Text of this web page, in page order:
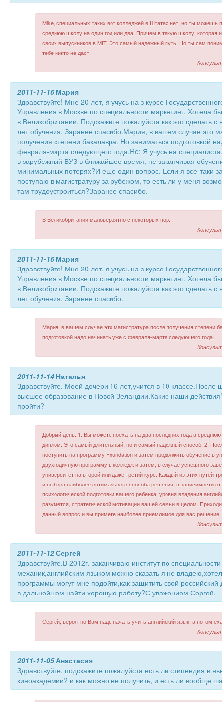
Mike, специальных таких вот колледжей в Штатах нет, но ты можешь
среднюю школу на один год или два. Причем в такую школу, которая
своих выпускников в MIT. Это самый надежный путь. Но ты сам
тебе никто не даст.
2011-11-16 Мария
Здравствуйте! Мне 20 лет, я учусь на з курсе
Управления в Москве по специальности маркетинг. Хотела
в Великобритании. Подскажите пожалуйста как это сделать
лет обучения. Заранее спасибо.Мария, в вашем случае это
получения степени бакалавра. Но заниматься подготовкой
февраля-марта следующего года.Re: Я учусь на
в зарубежный ВУЗ в ближайшее время, не заканчивая
минимальных потерях?И еще один вопрос. Если я все-таки
поступаю в магистратуру за рубежом, то есть ли у меня
там трудоустроиться?Заранее спасибо.
В Великобритании маловероятно с некоторых пор.
2011-11-16 Мария
Здравствуйте! Мне 20 лет, я учусь на з курсе
Управления в Москве по специальности маркетинг. Хотела
в Великобритании. Подскажите пожалуйста как это сделать
лет обучения. Заранее спасибо.
Мария, в вашем случае это магистратура после получения степени
подготовкой надо начинать уже с февраля-марта следующего года.
2011-11-14 Наталья
Здравствуйте. Моей дочери 16 лет,учится в 10 классе.После
высшее образование в Новой Зеландии.Какие наши
пройти?
Добрый день. 1. Вы можете поехать на два последних года в
диплом. Это самый длительный, но и самый надежный способ. 2.
поступить на программу Foundation и затем продолжить обучение в
двухгодичную программу в колледж и затем, в случае успешного
университет на второй или даже третий курс. Каждый из этих путей
и выбора наиболее оптимального способа решения, в зависимости
психологической подготовки вашего ребенка, уровня владения
разумется, стратегической мотивации вашей семьи в целом.
данный вопрос и вы примете наиболее приемлимое для вас решение.
2011-11-12Сергей
Здравствуйте.В 2012г. заканчиваю институт по
механик,английским языком можно сказать я не
программы могут мне подойти,как защитить свой
в дальнейшем найти хорошую работу?С уважением Сергей.
Сергей, вероятно Вам надо начать учить английский язык, а потом
2011-11-05Анастасия
Здравствуйте, подскажите пожалуйста есть ли стипендия в
киноакадемии? и как можно ее получить, и есть ли вообще